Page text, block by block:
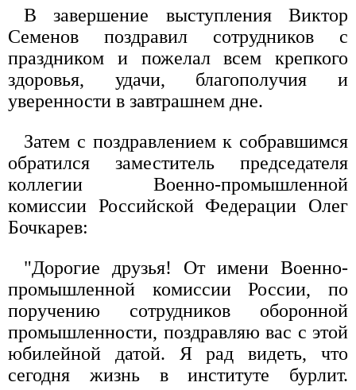
В завершение выступления Виктор
Семенов поздравил сотрудников с
праздником и пожелал всем крепкого
здоровья, удачи, благополучия и
уверенности в завтрашнем дне.
Затем с поздравлением к собравшимся
обратился заместитель председателя
коллегии Военно-промышленной
комиссии Российской Федерации Олег
Бочкарев:
"Дорогие друзья! От имени Военно-
промышленной комиссии России, по
поручению сотрудников оборонной
промышленности, поздравляю вас с этой
юбилейной датой. Я рад видеть, что
сегодня жизнь в институте бурлит.